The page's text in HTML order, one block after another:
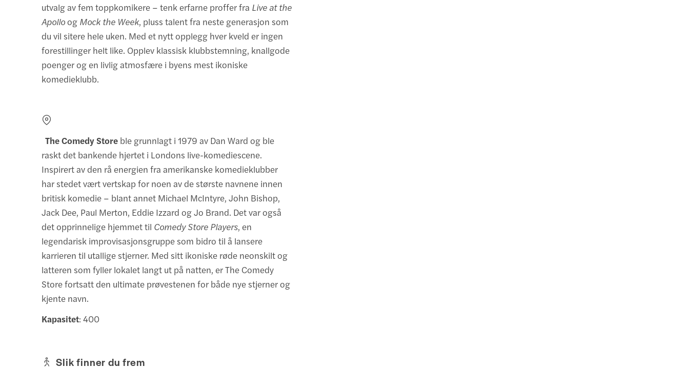
utvalg av fem toppkomikere – tenk erfarne proffer fra Live at the
Apolloog Mock the Week, pluss talent fra neste generasjon som
du vil sitere hele uken. Med et nytt opplegg hver kveld er ingen
forestillinger helt like. Opplev klassisk klubbstemning, knallgode
poenger og en livlig atmosfære i byens mest ikoniske
komedieklubb.
The Comedy Store ble grunnlagt i 1979 av Dan Ward og ble
raskt det bankende hjertet i Londons live-komediescene.
Inspirert av den rå energien fra amerikanske komedieklubber
har stedet vært vertskap for noen av de største navnene innen
britisk komedie – blant annet Michael McIntyre, John Bishop,
Jack Dee, Paul Merton, Eddie Izzard og Jo Brand. Det var også
det opprinnelige hjemmet til Comedy Store Players, en
legendarisk improvisasjonsgruppe som bidro til å lansere
karrieren til utallige stjerner. Med sitt ikoniske røde neonskilt og
latteren som fyller lokalet langt ut på natten, er The Comedy
Store fortsatt den ultimate prøvestenen for både nye stjerner og
kjente navn.
Kapasitet: 400
Slik finner du frem